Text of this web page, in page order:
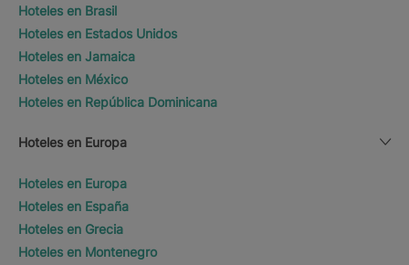
Hoteles en Brasil
Hoteles en Estados Unidos
Hoteles en Jamaica
Hoteles en México
Hoteles en República Dominicana
Hoteles en Europa
Hoteles en Europa
Hoteles en España
Hoteles en Grecia
Hoteles en Montenegro